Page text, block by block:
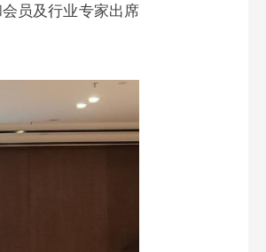
员及行业专家出席